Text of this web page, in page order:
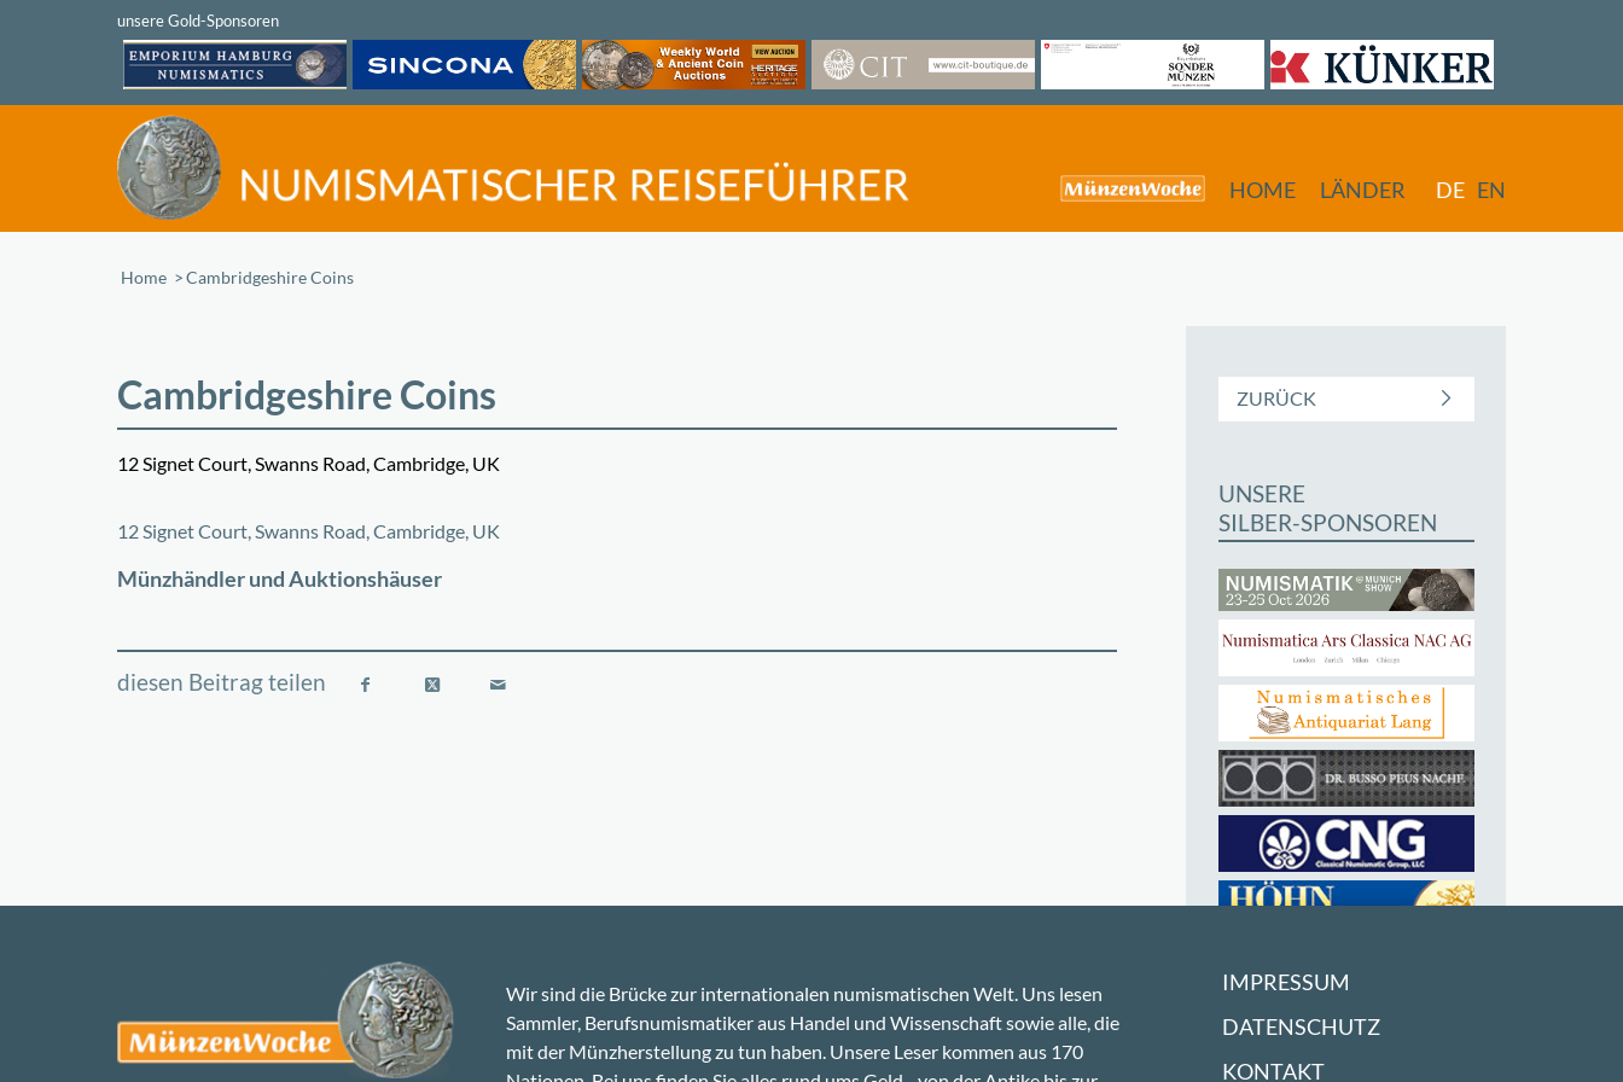
HOME LÄNDER DE EN
Home /Cambridgeshire Coins
Cambridgeshire Coins
12 Signet Court, Swanns Road, Cambridge, UK
+
12 Signet Court, Swanns Road, Cambridge, UK
Münzhändler und Auktionshäuser
ZURÜCK
UNSERE
SILBER-SPONSOREN
Wir sind die Brücke zur internationalen numismatischen Welt. Uns lesen
Sammler, Berufsnumismatiker aus Handel und Wissenschaft sowie alle, die
mit der Münzherstellung zu tun haben. Unsere Leser kommen aus 170
IMPRESSUM
DATENSCHUTZ
KONTAKT